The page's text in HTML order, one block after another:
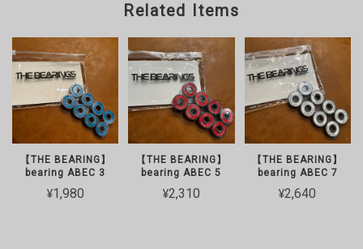
Related Items
【THE BEARING】
bearing ABEC 3
¥1,980
【THE BEARING】
bearing ABEC 5
¥2,310
【THE BEARING】
bearing ABEC 7
¥2,640